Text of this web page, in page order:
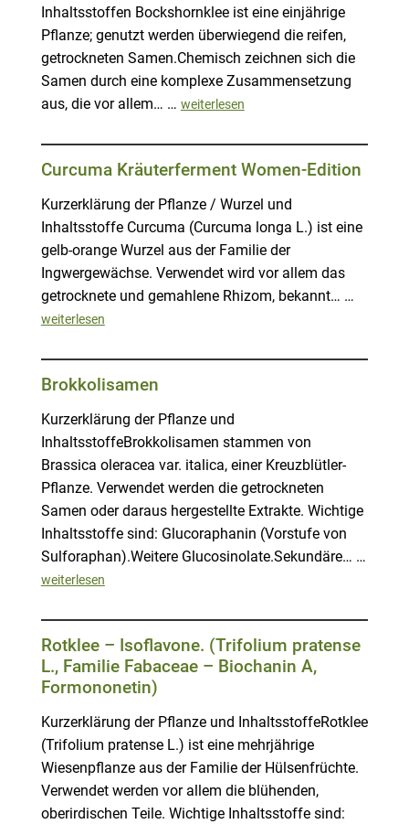
Inhaltsstoffen Bockshornklee ist eine einjährige
Pflanze; genutzt werden überwiegend die reifen,
getrockneten Samen.Chemisch zeichnen sich die
Samen durch eine komplexe Zusammensetzung
aus, die vor allem… … weiterlesen
Curcuma Kräuterferment Women-Edition
Kurzerklärung der Pflanze / Wurzel und
Inhaltsstoffe Curcuma (Curcuma longa L.) ist eine
gelb-orange Wurzel aus der Familie der
Ingwergewächse. Verwendet wird vor allem das
getrocknete und gemahlene Rhizom, bekannt… …
weiterlesen
Brokkolisamen
Kurzerklärung der Pflanze und
InhaltsstoffeBrokkolisamen stammen von
Brassica oleracea var. italica, einer Kreuzblütler-
Pflanze. Verwendet werden die getrockneten
Samen oder daraus hergestellte Extrakte. Wichtige
Inhaltsstoffe sind: Glucoraphanin (Vorstufe von
Sulforaphan).Weitere Glucosinolate.Sekundäre… …
weiterlesen
Rotklee – Isoflavone. (Trifolium pratense
L., Familie Fabaceae – Biochanin A,
Formononetin)
Kurzerklärung der Pflanze und InhaltsstoffeRotklee
(Trifolium pratense L.) ist eine mehrjährige
Wiesenpflanze aus der Familie der Hülsenfrüchte.
Verwendet werden vor allem die blühenden,
oberirdischen Teile. Wichtige Inhaltsstoffe sind: